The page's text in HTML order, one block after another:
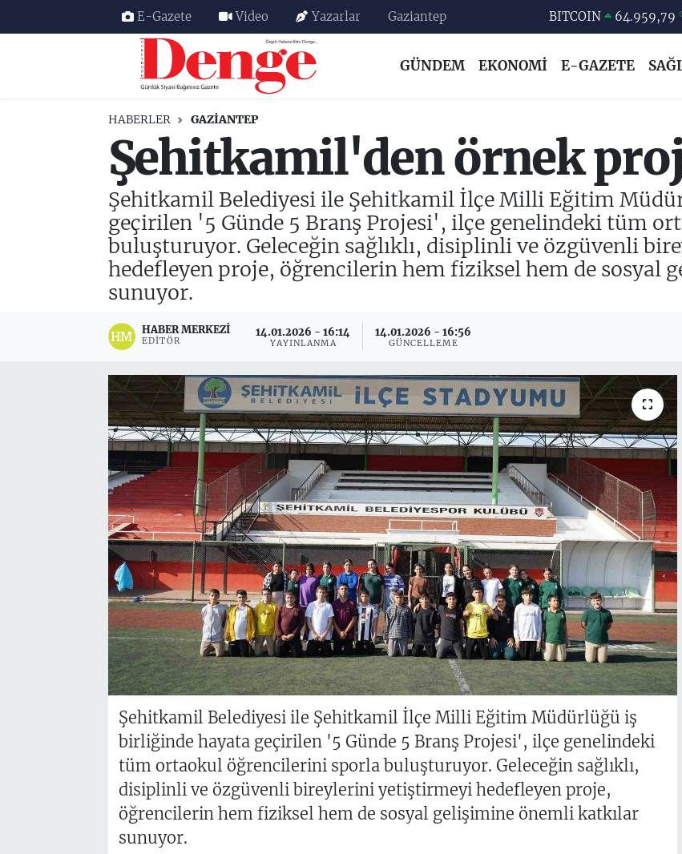
E-Gazete Video Yazarlar Gaziantep
47,7436
EURO
55,2510
13.779
GÜNDEM EKONOMİ E-GAZETE
HABERLER GAZIANTEP
Şehitkamil'den örnek
Şehitkamil Belediyesi ile Şehitkamil İlçe Milli Eğitim
geçirilen '5 Günde 5 Branş Projesi', ilçe genelindeki tüm
buluşturuyor. Geleceğin sağlıklı, disiplinli ve özgüvenli
hedefleyen proje, öğrencilerin hem fiziksel hem de sosyal
sunuyor.
HABER MERKEZI
EDITÖR
14.01.2026 - 16:14
YAYINLANMA
14.01.2026 - 16:56
GÜNCELLEME
Şehitkamil Belediyesi ile Şehitkamil İlçe Milli Eğitim Müdürlüğü iş
birliğinde hayata geçirilen '5 Günde 5 Branş Projesi', ilçe genelindeki
tüm ortaokul öğrencilerini sporla buluşturuyor. Geleceğin sağlıklı,
disiplinli ve özgüvenli bireylerini yetiştirmeyi hedefleyen proje,
öğrencilerin hem fiziksel hem de sosyal gelişimine önemli katkılar
sunuyor.
Nöbetçi Eczaneler
Trafik Durumu
Süper Lig Puan Durumu ve Fikstür
Tüm Manşetler
Son Dakika Haberleri